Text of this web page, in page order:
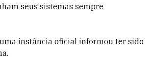
seus sistemas sempre
instância oficial informou ter sido